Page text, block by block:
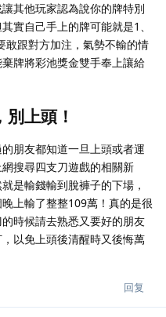
其他玩家認為說你的牌特別
實自己手上的牌可能就是1、
敢跟對方加注，氣勢不輸的情
牌將彩池獎金雙手奉上讓給
上頭！
朋友都知道一旦上頭或者運
搜尋四支刀遊戲的相關新
是輸錢輸到脫褲子的下場，
上輸了整整109萬！真的是很
時候請去熟悉又要好的朋友
以免上頭後清醒時又後悔萬
回复